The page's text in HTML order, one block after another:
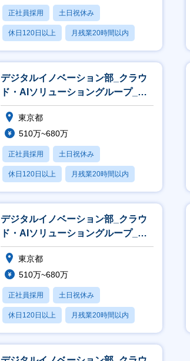
正社員採用 土日祝休み
休日120日以上 月残業20時間以内
賞与あり
デジタルイノベーション部_クラウ
ド・AIソリューショングループ_エ
ンジニア
東京都
510万~680万
正社員採用 土日祝休み
休日120日以上 月残業20時間以内
賞与あり
デジタルイノベーション部_クラウ
ド・AIソリューショングループ_エ
ンジニア
東京都
510万~680万
正社員採用 土日祝休み
休日120日以上 月残業20時間以内
賞与あり